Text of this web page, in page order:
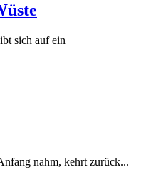
sich auf ein
nahm, kehrt zurück...